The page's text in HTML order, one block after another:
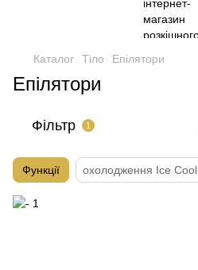
Каталог Тіло Епілятори
Епілятори
Фільтр 1
Функції охолодження Ice Cool